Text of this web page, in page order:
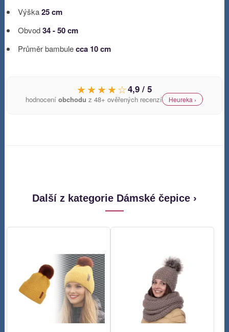
Výška25 cm
Obvod34 - 50 cm
Průměr bambulecca 10 cm
★★★★☆4,9 / 5
hodnoceníobchodu z 48+ ověřených recenzí Heureka ›
Další z kategorie Dámské čepice ›